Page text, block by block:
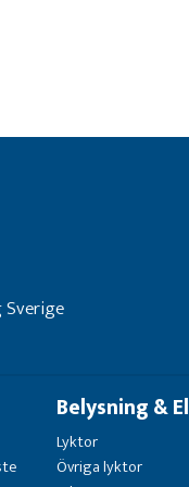
Sverige
Belysning & El
Lyktor
Övriga lyktor